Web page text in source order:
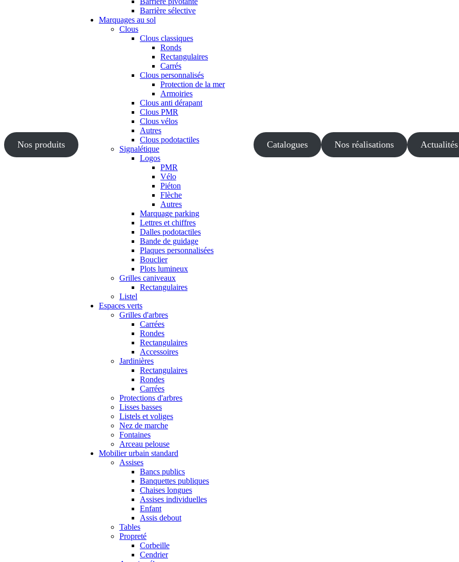
Nos produits
Barrière sélective
Marquages au sol
Clous
Clous classiques
Ronds
Rectangulaires
Carrés
Clous personnalisés
Protection de la mer
Armoiries
Clous anti dérapant
Clous PMR
Clous vélos
Autres
Clous podotactiles
Signalétique
Logos
PMR
Vélo
Piéton
Flèche
Autres
Marquage parking
Lettres et chiffres
Dalles podotactiles
Bande de guidage
Plaques personnalisées
Bouclier
Plots lumineux
Grilles caniveaux
Rectangulaires
Listel
Espaces verts
Grilles d'arbres
Carrées
Rondes
Rectangulaires
Accessoires
Jardinières
Rectangulaires
Rondes
Carrées
Protections d'arbres
Lisses basses
Listels et voliges
Nez de marche
Fontaines
Arceau pelouse
Mobilier urbain standard
Assises
Bancs publics
Banquettes publiques
Chaises longues
Assises individuelles
Enfant
Assis debout
Tables
Propreté
Corbeille
Cendrier
Catalogues Nos réalisations Actualités